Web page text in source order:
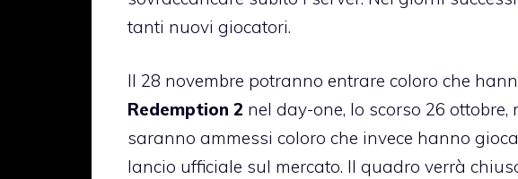
tanti nuovi giocatori.
Il 28 novembre potranno entrare coloro che
Redemption 2 nel day-one, lo scorso 26
saranno ammessi coloro che invece hanno
lancio ufficiale sul mercato. Il quadro verrà